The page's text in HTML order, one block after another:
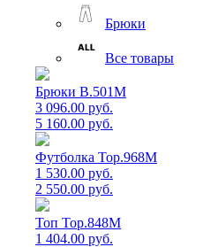
Брюки
Все товары
Брюки B.501M
3 096.00 руб.
5 160.00 руб.
Футболка Top.968M
1 530.00 руб.
2 550.00 руб.
Топ Top.848M
1 404.00 руб.